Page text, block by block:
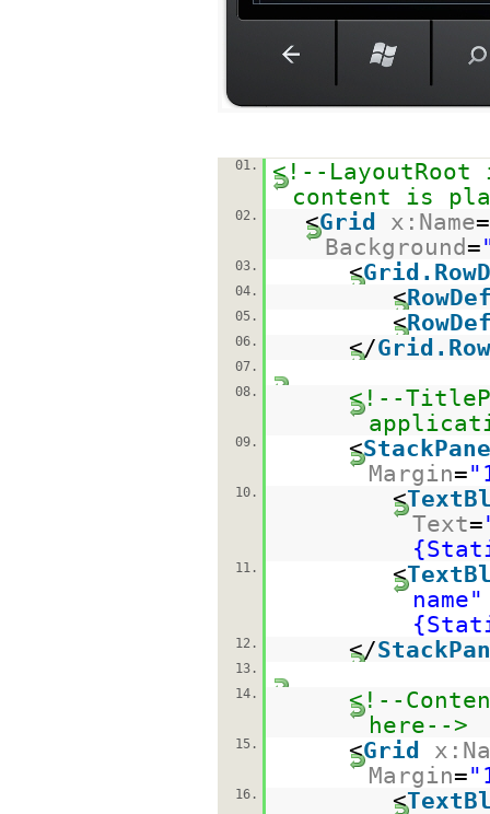
01.
<!--
content is
02. <Grid x:Name=
Background=
03. <
04. <
05. <
06. </
07.
08.
<!--
09. <
Margin=
10. <
Text=
11. <
name"
12. </
13.
14.
<!--
here-->
15. <Grid
Margin=
16. <